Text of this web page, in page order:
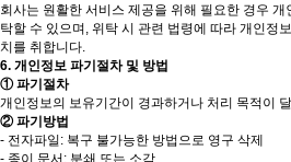
회사는 원활한 서비스 제공을 위해 필요한 경우 개
탁할 수 있으며, 위탁 시 관련 법령에 따라 개인정
치를 취합니다.
6. 개인정보 파기절차 및 방법
① 파기절차
개인정보의 보유기간이 경과하거나 처리 목적이
② 파기방법
- 전자파일: 복구 불가능한 방법으로 영구 삭제
- 종이 문서: 분쇄 또는 소각